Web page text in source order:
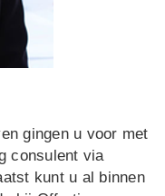
gingen u voor met
consulent via
kunt u al binnen